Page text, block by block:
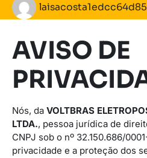
laisacosta1edcc64d85
AVISO DE
Nós, da VOLTBRAS
LTDA., pessoa jurídica de
CNPJ sob o nº 32.150.686/
privacidade e a proteção dos